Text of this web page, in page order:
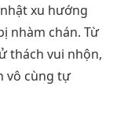
xu hướng
nhàm chán. Từ
thách vui nhộn,
vô cùng tự